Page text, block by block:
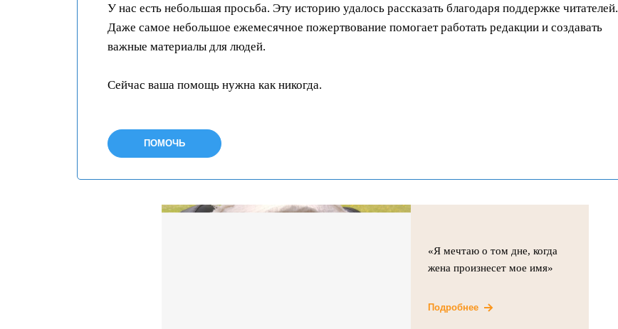
У нас есть небольшая просьба. Эту историю удалось рассказать благодаря поддержке читателей.
Даже самое небольшое ежемесячное пожертвование помогает работать редакции и создавать
важные материалы для людей.
Сейчас ваша помощь нужна как никогда.
ПОМОЧЬ
«Я мечтаю о том дне, когда
жена произнесет мое имя»
Подробнее